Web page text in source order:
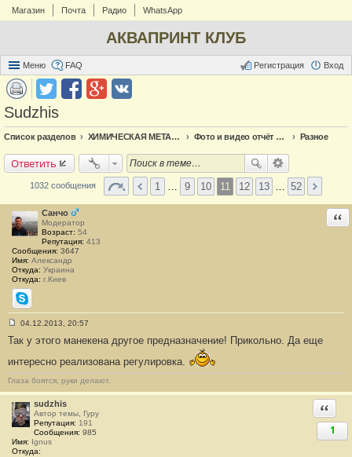
Магазин Почта Радио WhatsApp
АКВАПРИНТ КЛУБ
Меню FAQ Вход
Регистрация
Sudzhis
Список разделов ХИМИЧЕСКАЯ МЕТАЛЛИЗАЦИЯ Фото и видео отчёт по металлизации Разное
Ответить
1032 сообщения 1 9 10 11 12 13 52
Санчо
Модератор
Возраст: 54
Репутация: 413
Сообщения: 3647
Имя: Александр
Откуда: Украина
Откуда: г.Киев
Skype
о
б
щ
и
е
#
2
1
04.12.2013, 20:57
Так у этого манекена другое предназначение! Прикольно. Да еще
интересно реализована регулировка.
Глаза боятся, руки делают.
sudzhis
Автор темы, Гуру
Репутация: 191
Сообщения: 985
Имя: Ignus
Откуда:
1